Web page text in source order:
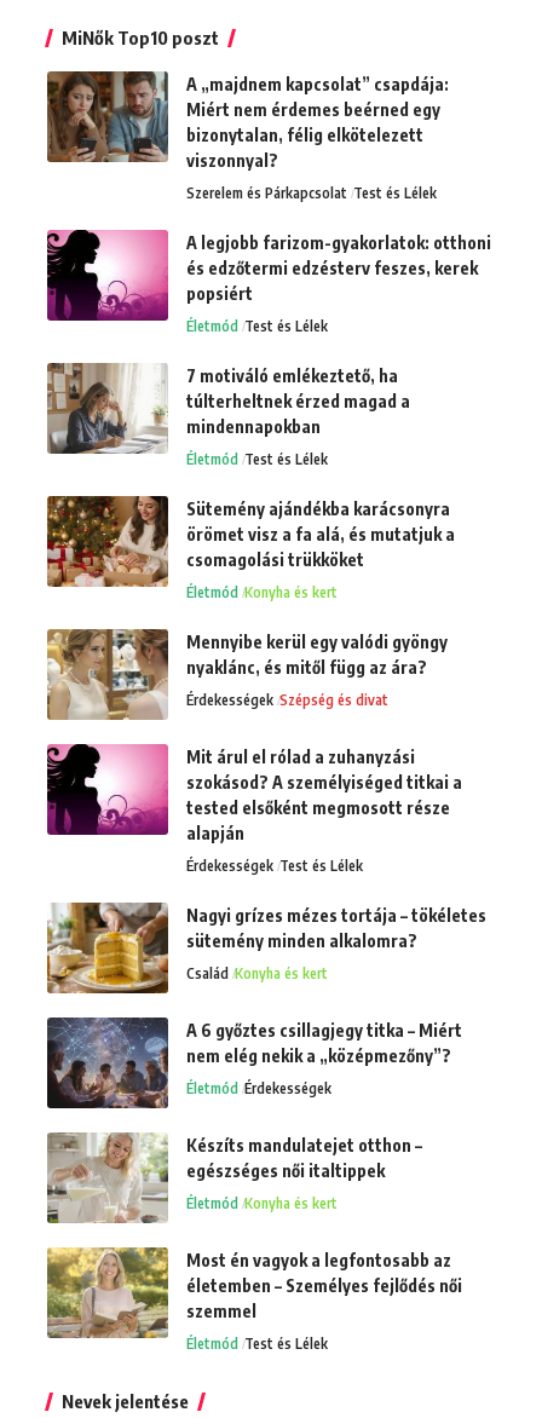
MiNők Top10 poszt
A „majdnem kapcsolat” csapdája:
Miért nem érdemes beérned egy
bizonytalan, félig elkötelezett
viszonnyal?
Szerelem és Párkapcsolat Test és Lélek
A legjobb farizom-gyakorlatok: otthoni
és edzőtermi edzésterv feszes, kerek
popsiért
Életmód Test és Lélek
7 motiváló emlékeztető, ha
túlterheltnek érzed magad a
mindennapokban
Életmód Test és Lélek
Sütemény ajándékba karácsonyra
örömet visz a fa alá, és mutatjuk a
csomagolási trükköket
Életmód Konyha és kert
Mennyibe kerül egy valódi gyöngy
nyaklánc, és mitől függ az ára?
Érdekességek Szépség és divat
Mit árul el rólad a zuhanyzási
szokásod? A személyiséged titkai a
tested elsőként megmosott része
alapján
Érdekességek Test és Lélek
Nagyi grízes mézes tortája – tökéletes
sütemény minden alkalomra?
Család Konyha és kert
A 6 győztes csillagjegy titka – Miért
nem elég nekik a „középmezőny”?
Életmód Érdekességek
Készíts mandulatejet otthon –
egészséges női italtippek
Életmód Konyha és kert
Most én vagyok a legfontosabb az
életemben – Személyes fejlődés női
szemmel
Életmód Test és Lélek
Nevek jelentése